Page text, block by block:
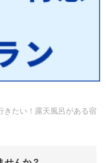
きたい！露天風呂がある宿